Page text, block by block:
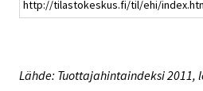
http://tilastokeskus.fi/til/ehi/
Lähde: Tuottajahintaindeksi 2011,